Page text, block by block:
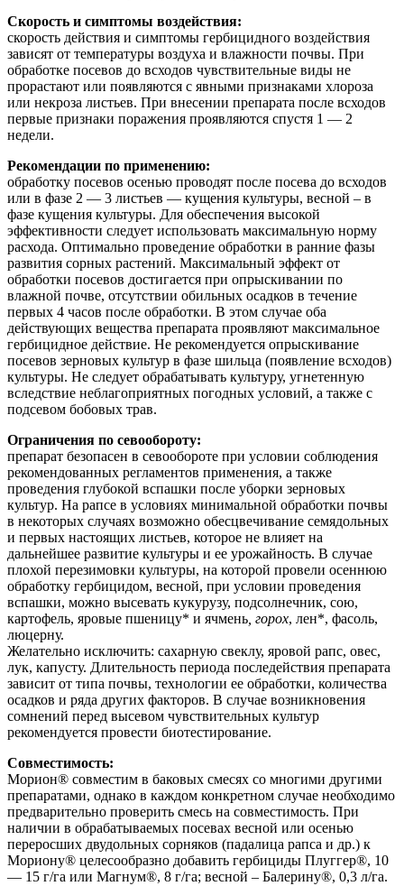
Скорость и симптомы воздействия:
cкорость действия и симптомы гербицидного воздействия
зависят от температуры воздуха и влажности почвы. При
обработке посевов до всходов чувствительные виды не
прорастают или появляются с явными признаками хлороза
или некроза листьев. При внесении препарата после всходов
первые признаки поражения проявляются спустя 1 — 2
недели.
Рекомендации по применению:
обработку посевов осенью проводят после посева до всходов
или в фазе 2 — 3 листьев — кущения культуры, весной – в
фазе кущения культуры. Для обеспечения высокой
эффективности следует использовать максимальную норму
расхода. Оптимально проведение обработки в ранние фазы
развития сорных растений. Максимальный эффект от
обработки посевов достигается при опрыскивании по
влажной почве, отсутствии обильных осадков в течение
первых 4 часов после обработки. В этом случае оба
действующих вещества препарата проявляют максимальное
гербицидное действие. Не рекомендуется опрыскивание
посевов зерновых культур в фазе шильца (появление всходов)
культуры. Не следует обрабатывать культуру, угнетенную
вследствие неблагоприятных погодных условий, а также с
подсевом бобовых трав.
Ограничения по севообороту:
препарат безопасен в севообороте при условии соблюдения
рекомендованных регламентов применения, а также
проведения глубокой вспашки после уборки зерновых
культур. На рапсе в условиях минимальной обработки почвы
в некоторых случаях возможно обесцвечивание семядольных
и первых настоящих листьев, которое не влияет на
дальнейшее развитие культуры и ее урожайность. В случае
плохой перезимовки культуры, на которой провели осеннюю
обработку гербицидом, весной, при условии проведения
вспашки, можно высевать кукурузу, подсолнечник, сою,
картофель, яровые пшеницу* и ячмень, горох, лен*, фасоль,
люцерну.
Желательно исключить: сахарную свеклу, яровой рапс, овес,
лук, капусту. Длительность периода последействия препарата
зависит от типа почвы, технологии ее обработки, количества
осадков и ряда других факторов. В случае возникновения
сомнений перед высевом чувствительных культур
рекомендуется провести биотестирование.
Совместимость:
Морион® совместим в баковых смесях со многими другими
препаратами, однако в каждом конкретном случае необходимо
предварительно проверить смесь на совместимость. При
наличии в обрабатываемых посевах весной или осенью
переросших двудольных сорняков (падалица рапса и др.) к
Мориону® целесообразно добавить гербициды Плуггер®, 10
— 15 г/га или Магнум®, 8 г/га; весной – Балерину®, 0,3 л/га.